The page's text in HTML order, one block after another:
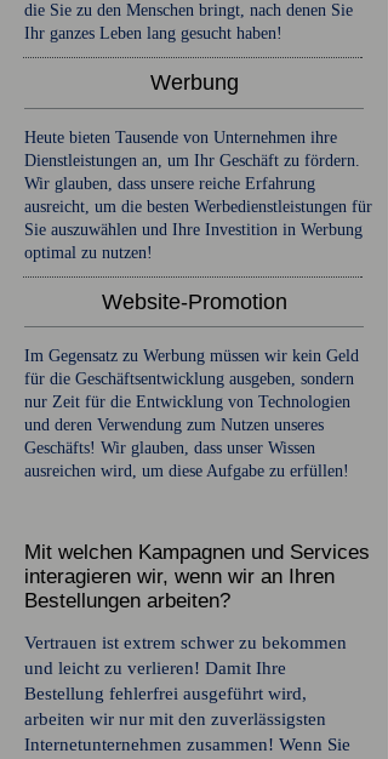
die Sie zu den Menschen bringt, nach denen Sie
Ihr ganzes Leben lang gesucht haben!
Werbung
Heute bieten Tausende von Unternehmen ihre
Dienstleistungen an, um Ihr Geschäft zu fördern.
Wir glauben, dass unsere reiche Erfahrung
ausreicht, um die besten Werbedienstleistungen für
Sie auszuwählen und Ihre Investition in Werbung
optimal zu nutzen!
Website-Promotion
Im Gegensatz zu Werbung müssen wir kein Geld
für die Geschäftsentwicklung ausgeben, sondern
nur Zeit für die Entwicklung von Technologien
und deren Verwendung zum Nutzen unseres
Geschäfts! Wir glauben, dass unser Wissen
ausreichen wird, um diese Aufgabe zu erfüllen!
Mit welchen Kampagnen und Services
interagieren wir, wenn wir an Ihren
Bestellungen arbeiten?
Vertrauen ist extrem schwer zu bekommen
und leicht zu verlieren! Damit Ihre
Bestellung fehlerfrei ausgeführt wird,
arbeiten wir nur mit den zuverlässigsten
Internetunternehmen zusammen! Wenn Sie